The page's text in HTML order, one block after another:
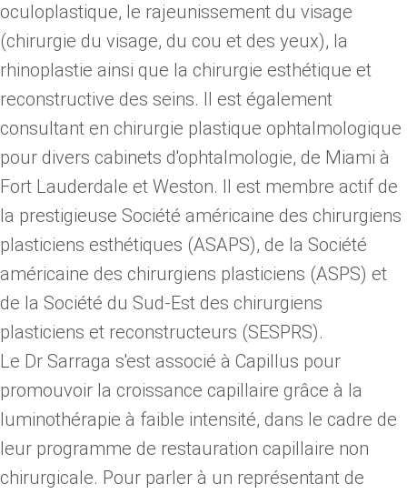
oculoplastique, le rajeunissement du visage
(chirurgie du visage, du cou et des yeux), la
rhinoplastie ainsi que la chirurgie esthétique et
reconstructive des seins. Il est également
consultant en chirurgie plastique ophtalmologique
pour divers cabinets d'ophtalmologie, de Miami à
Fort Lauderdale et Weston. Il est membre actif de
la prestigieuse Société américaine des chirurgiens
plasticiens esthétiques (ASAPS), de la Société
américaine des chirurgiens plasticiens (ASPS) et
de la Société du Sud-Est des chirurgiens
plasticiens et reconstructeurs (SESPRS).
Le Dr Sarraga s'est associé à Capillus pour
promouvoir la croissance capillaire grâce à la
luminothérapie à faible intensité, dans le cadre de
leur programme de restauration capillaire non
chirurgicale. Pour parler à un représentant de